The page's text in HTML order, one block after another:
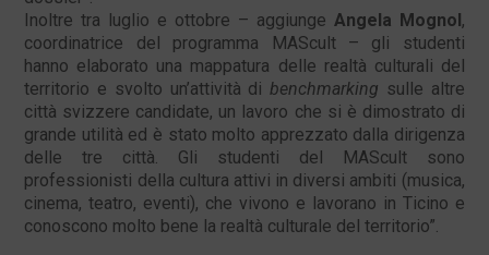
Inoltre tra luglio e ottobre – aggiunge Angela Mognol ,
coordinatrice del programma MAScult – gli studenti
hanno elaborato una mappatura delle realtà culturali del
territorio e svolto un’attività dibenchmarking sulle altre
città svizzere candidate, un lavoro che si è dimostrato di
grande utilità ed è stato molto apprezzato dalla dirigenza
delle tre città. Gli studenti del MAScult sono
professionisti della cultura attivi in diversi ambiti (musica,
cinema, teatro, eventi), che vivono e lavorano in Ticino e
conoscono molto bene la realtà culturale del territorio”.